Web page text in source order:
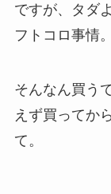
ですが、タダ
フトコロ事情。
そんなん買う
えず買ってか
て。